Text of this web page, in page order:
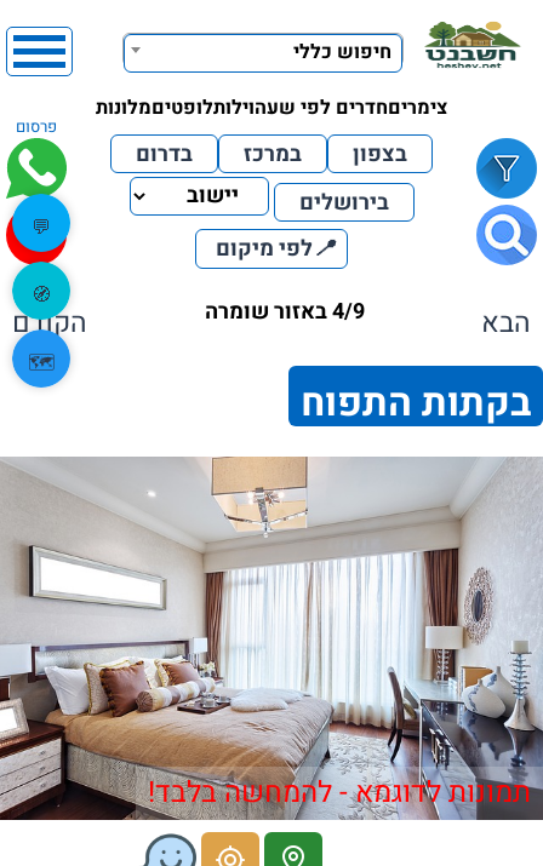
חיפוש כללי
צימריםחדרים לפי שעהוילותלופטיםמלונות
פרסום
בצפון במרכז
בדרום
בירושלים
📍לפי מיקום
הבא 4/9 באזור שומרה הקודם
בקתות התפוח
תמונות לדוגמא - להמחשה בלבד!
💬
🧭
🗺️